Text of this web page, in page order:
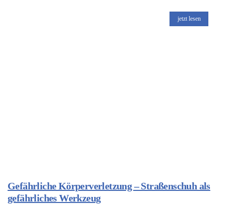
jetzt lesen
Gefährliche Körperverletzung – Straßenschuh als
gefährliches Werkzeug